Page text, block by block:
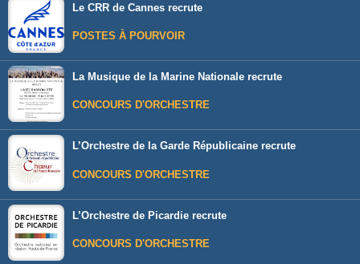
Le CRR de Cannes recrute
POSTES À POURVOIR
La Musique de la Marine Nationale recrute
CONCOURS D'ORCHESTRE
L’Orchestre de la Garde Républicaine recrute
CONCOURS D'ORCHESTRE
L’Orchestre de Picardie recrute
CONCOURS D'ORCHESTRE